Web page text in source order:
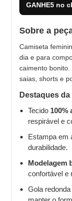
GANHE5 no
Sobre a
Camiseta
dia e para
caimento bonito.
saias, shorts e
Destaques da
Tecido 100%
respirável e
Estampa em
durabilidade.
Modelagem
confortável e
Gola